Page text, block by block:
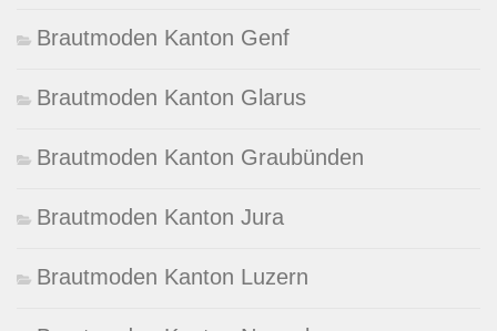
Brautmoden Kanton Genf
Brautmoden Kanton Glarus
Brautmoden Kanton Graubünden
Brautmoden Kanton Jura
Brautmoden Kanton Luzern